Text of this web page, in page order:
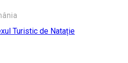
Turistic de Natație